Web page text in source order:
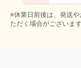
※休業日前後は、発送
ただく場合がございます